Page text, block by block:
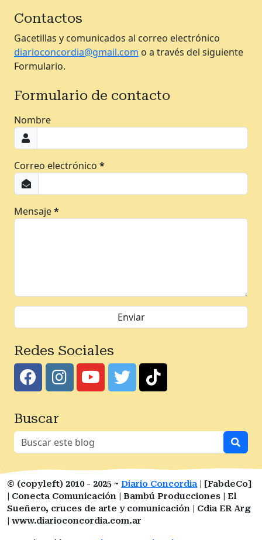
Contactos
Gacetillas y comunicados al correo electrónico
diarioconcordia@gmail.com o a través del siguiente
Formulario.
Formulario de contacto
Nombre
Correo electrónico *
Mensaje*
Redes Sociales
Buscar
© (copyleft) 2010 - 2025 ~ Diario Concordia | [FabdeCo]
| Conecta Comunicación | Bambú Producciones | El
Sueñero, cruces de arte y comunicación | Cdia ER Arg
| www.diarioconcordia.com.ar